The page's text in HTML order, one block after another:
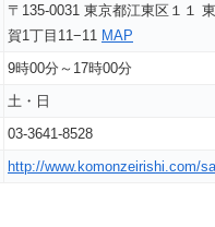
〒135-0031 東京都江東区１１
賀1丁目11−11 MAP
9時00分～17時00分
土・日
03-3641-8528
http://www.komonzeirishi.com/